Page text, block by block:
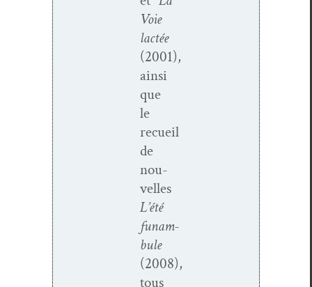
Voie
lac­tée
(2001),
ain­si
que
le
recueil
de
nou­
velles
L’été
funam­
bule
(2008),
tous